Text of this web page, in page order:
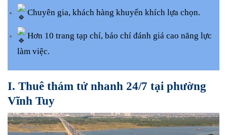
Chuyên gia, khách hàng khuyến khích lựa chọn.
Hơn 10 trang tạp chí, báo chí đánh giá cao năng lực
làm việc.
I. Thuê thám tử nhanh 24/7 tại phường
Vĩnh Tuy